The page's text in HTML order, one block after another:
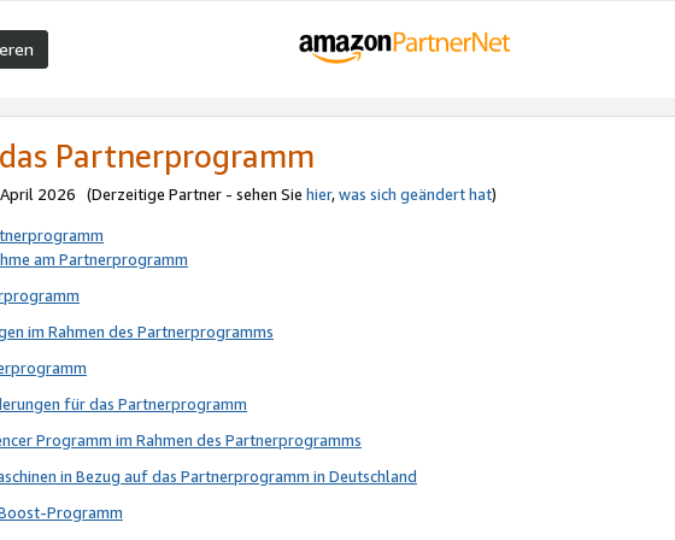
Partnerprogramm
2026 (Derzeitige Partner - sehen Sie hier,was sich geändert hat)
am Partnerprogramm
im Rahmen des Partnerprogramms
für das Partnerprogramm
Programm im Rahmen des Partnerprogramms
in Bezug auf das Partnerprogramm in Deutschland
Programm